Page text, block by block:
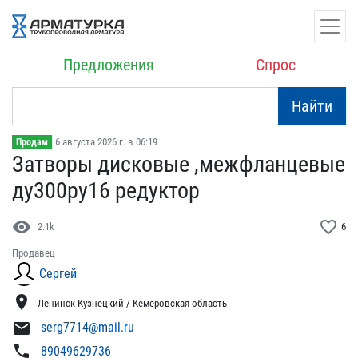
Предложения Спрос
Найти
Продам 6 августа 2026 г. в 06:19
Затворы дисковые ,межфла​нцевые
ду300ру16 редукто​р
visibility 2.1k favorite_border 6
Продавец
Сергей
location_on Ленинск-Кузнецкий / Кемеровская область
mail serg7714@mail.ru
phone 89049629736